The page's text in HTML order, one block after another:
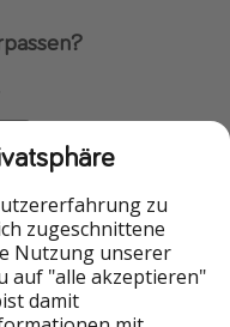
Group
zu
zugeschnittene
Nutzung unserer
auf "alle akzeptieren"
damit